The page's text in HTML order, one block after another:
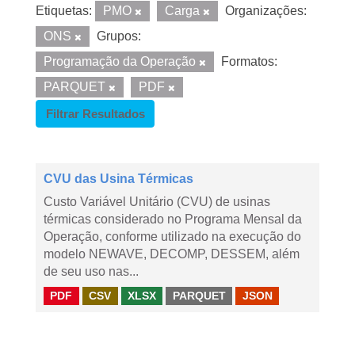
Etiquetas: PMO Carga
Organizações:
ONS
Grupos:
Programação da Operação
Formatos:
PARQUET
PDF
Filtrar Resultados
CVU das Usina Térmicas
Custo Variável Unitário (CVU) de usinas
térmicas considerado no Programa Mensal da
Operação, conforme utilizado na execução do
modelo NEWAVE, DECOMP, DESSEM, além
de seu uso nas...
PDF CSV XLSX PARQUET JSON